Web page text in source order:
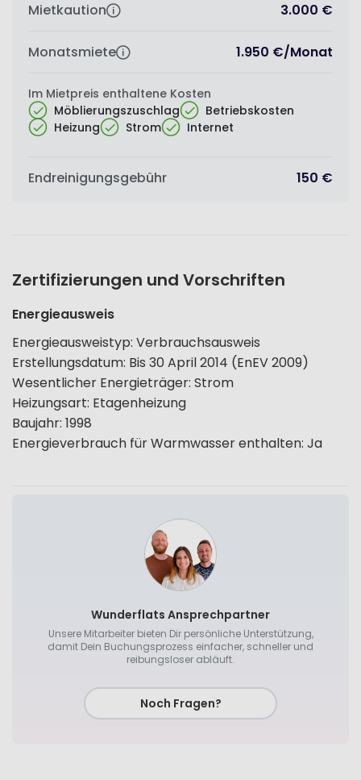
Mietkaution
3.000 €
Monatsmiete 1.950 €/Monat
Im Mietpreis enthaltene Kosten
Möblierungszuschlag
Betriebskosten
Heizung
Strom Internet
Endreinigungsgebühr 150 €
Zertifizierungen und Vorschriften
Energieausweis
Energieausweistyp: Verbrauchsausweis
Erstellungsdatum: Bis 30 April 2014 (EnEV 2009)
Wesentlicher Energieträger: Strom
Heizungsart: Etagenheizung
Baujahr: 1998
Energieverbrauch für Warmwasser enthalten: Ja
Wunderflats Ansprechpartner
Unsere Mitarbeiter bieten Dir persönliche Unterstützung,
damit Dein Buchungsprozess einfacher, schneller und
reibungsloser abläuft.
Noch Fragen?